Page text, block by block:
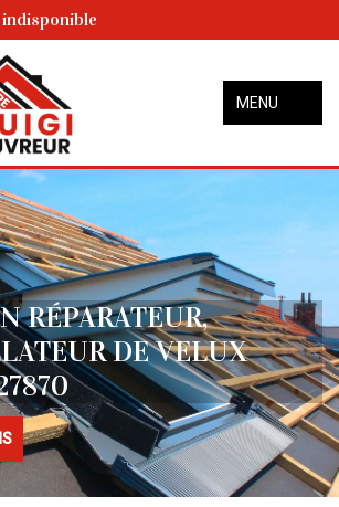
indisponible
MENU
RÉPARATEUR,
DE VELUX